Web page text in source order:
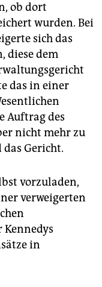
ob dort
wurden. Bei
sich das
diese dem
das in einer
Auftrag des
nicht mehr zu
Gericht.
vorzuladen,
verweigerten
Kennedys
in